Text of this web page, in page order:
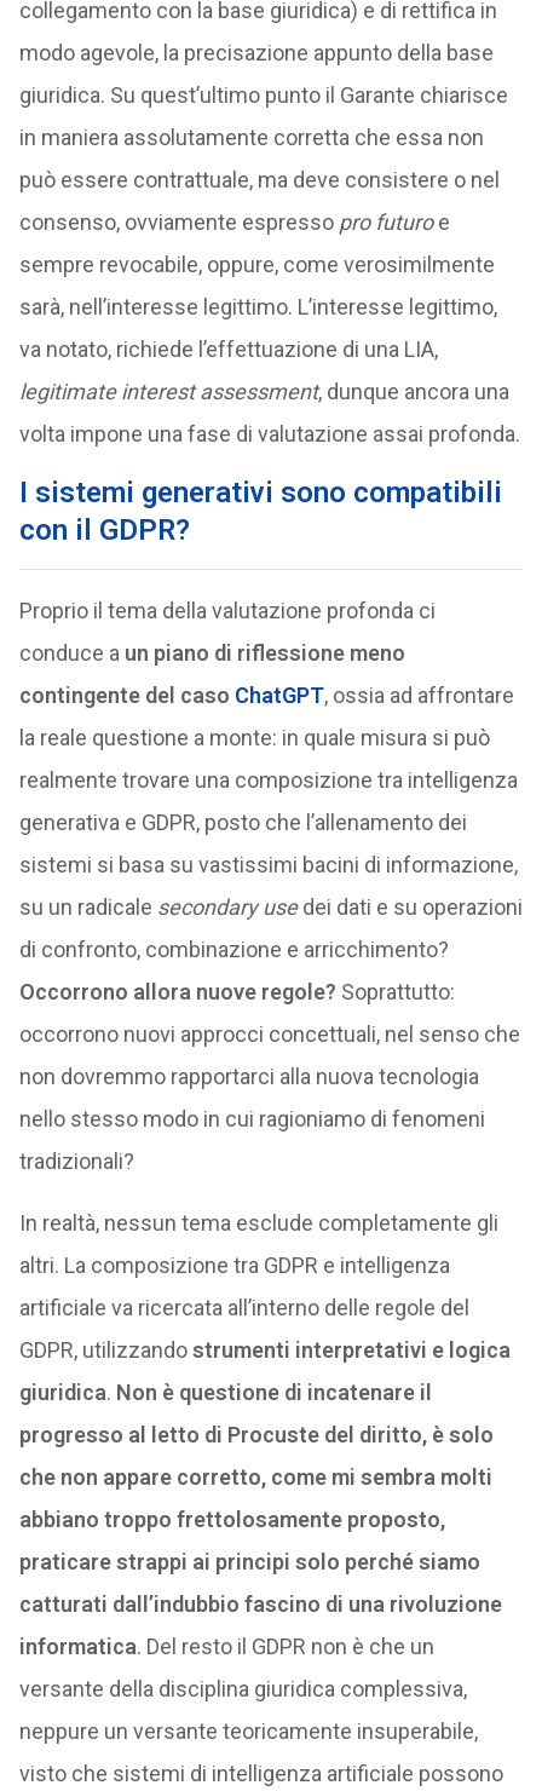
collegamento con la base giuridica) e di rettifica in
modo agevole, la precisazione appunto della base
giuridica. Su quest’ultimo punto il Garante chiarisce
in maniera assolutamente corretta che essa non
può essere contrattuale, ma deve consistere o nel
consenso, ovviamente espresso pro futuroe
sempre revocabile, oppure, come verosimilmente
sarà, nell’interesse legittimo. L’interesse legittimo,
va notato, richiede l’effettuazione di una LIA,
legitimate interest assessment, dunque ancora una
volta impone una fase di valutazione assai profonda.
I sistemi generativi sono compatibili
con il GDPR?
Proprio il tema della valutazione profonda ci
conduce a un piano di riflessione meno
contingente del caso ChatGPT, ossia ad affrontare
la reale questione a monte: in quale misura si può
realmente trovare una composizione tra intelligenza
generativa e GDPR, posto che l’allenamento dei
sistemi si basa su vastissimi bacini di informazione,
su un radicale secondary usedei dati e su operazioni
di confronto, combinazione e arricchimento?
Occorrono allora nuove regole? Soprattutto:
occorrono nuovi approcci concettuali, nel senso che
non dovremmo rapportarci alla nuova tecnologia
nello stesso modo in cui ragioniamo di fenomeni
tradizionali?
In realtà, nessun tema esclude completamente gli
altri. La composizione tra GDPR e intelligenza
artificiale va ricercata all’interno delle regole del
GDPR, utilizzandostrumenti interpretativi e logica
giuridica. Non è questione di incatenare il
progresso al letto di Procuste del diritto, è solo
che non appare corretto, come mi sembra molti
abbiano troppo frettolosamente proposto,
praticare strappi ai principi solo perché siamo
catturati dall’indubbio fascino di una rivoluzione
informatica. Del resto il GDPR non è che un
versante della disciplina giuridica complessiva,
neppure un versante teoricamente insuperabile,
visto che sistemi di intelligenza artificiale possono